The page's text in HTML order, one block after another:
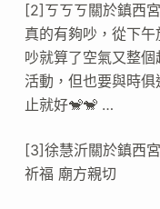
[2]ㄎㄎㄎ關於鎮西
真的有夠吵，從下午
吵就算了空氣又整
活動，但也要與時
止就好🐒🐒 …
[3]徐慧沂關於鎮西
祈福 廟方親切